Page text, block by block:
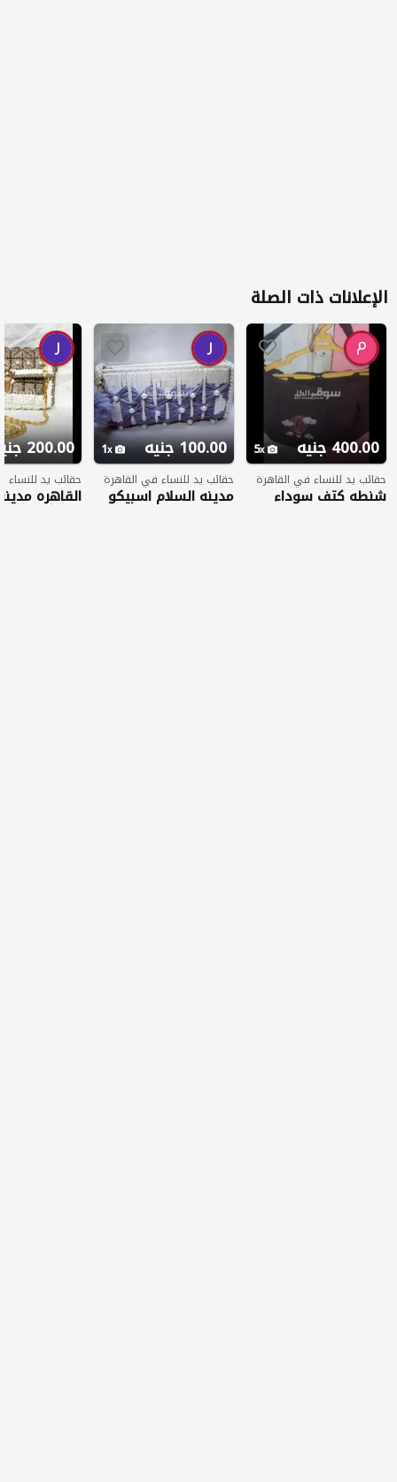
الإعلانات ذات الصلة
400.00 جنيه 5
حقائب يد للنساء في القاهرة
شنطه كتف سوداء
فيها رسمه من الخارج
100.00 جنيه 1
حقائب يد للنساء في القاهرة
مدينه السلام اسبيكو
200.00 جنيه
حقائب يد للنساء
القاهره
اسبيكو